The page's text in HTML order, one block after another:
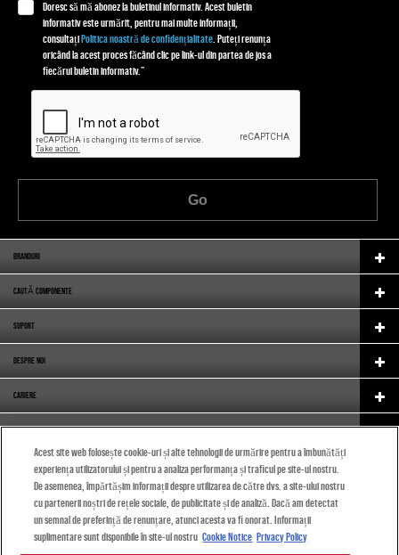
Doresc să mă abonez la buletinul informativ. Acest buletin
informativ este urmărit, pentru mai multe informații,
consultațiPolitica noastră de confidențialitate. Puteți renunța
oricând la acest proces făcând clic pe link-ul din partea de jos a
fiecărui buletin informativ.”
Go
BRANDURI
CAUTĂ COMPONENTE
SUPORT
DESPRE NOI
CARIERE
ECHIPAMENT ORIGINAL
(ROMÂNĂ)
Acest site web folosește cookie-uri și alte tehnologii de urmărire pentru a îmbunătăți
experiența utilizatorului și pentru a analiza performanța și traficul pe site-ul nostru.
De asemenea, împărtășim informații despre utilizarea de către dvs. a site-ului nostru
cu partenerii noștri de rețele sociale, de publicitate și de analiză. Dacă am detectat
un semnal de preferință de renunțare, atunci acesta va fi onorat. Informații
suplimentare sunt disponibile în site-ul nostru Cookie Notice Privacy Policy